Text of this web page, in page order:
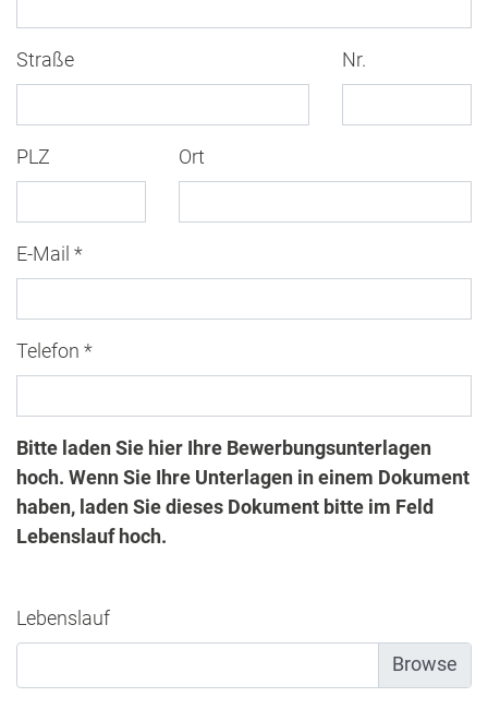
Straße Nr.
PLZ Ort
E-Mail *
Telefon *
Bitte laden Sie hier Ihre Bewerbungsunterlagen
hoch. Wenn Sie Ihre Unterlagen in einem Dokument
haben, laden Sie dieses Dokument bitte im Feld
Lebenslauf hoch.
Lebenslauf